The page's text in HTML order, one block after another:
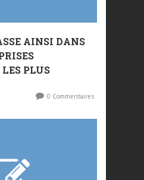
AINSI DANS
PLUS
0 Commentaires